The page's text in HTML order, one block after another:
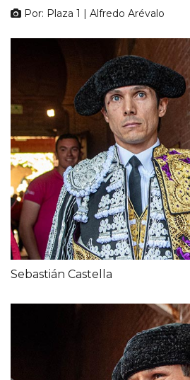
Por: Plaza 1 | Alfredo Arévalo
Sebastián Castella